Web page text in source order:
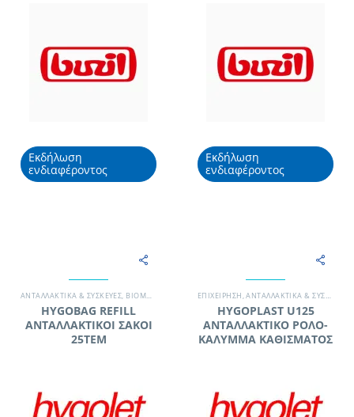
Εκδήλωση
ενδιαφέροντος
Εκδήλωση
ενδιαφέροντος
ΑΝΤΑΛΛΑΚΤΙΚΆ & ΣΥΣΚΕΥΈΣ, ΒΙΟΜΗΧΑΝΊΑ ΓΡΑΦΕΊΟ,ΚΑΤΑΣΚΕΥΑΣΤΙΚΉ ΕΤΑΙΡΊΑ ,
HYGOBAG RΕFΙLL
ΑΝΤΑΛΛΑΚΤΙΚΟΙ ΣΑΚΟΙ
25ΤΕΜ
EΠΙΧΕΊΡΗΣΗ,ΑΝΤΑΛΛΑΚΤΙΚΆ & ΣΥΣΚΕΥΈΣ
HYGOPLAST U125
ΑΝΤΑΛΛΑΚΤΙΚΟ ΡΟΛΟ-
ΚΑΛΥΜΜΑ ΚΑΘΙΣΜΑΤΟΣ